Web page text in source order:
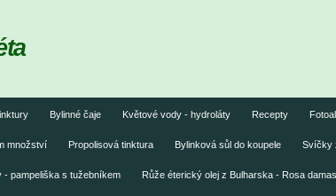
Bylinné čaje Květové vody - hydroláty Recepty
množství Propolisová tinktura Bylinková sůl do koupele Svíčky
- pampeliška s tužebníkem Růže éterický olej z Bulharska - Rosa